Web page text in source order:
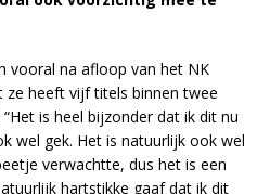
vooral na afloop van het NK
ze heeft vijf titels binnen twee
is heel bijzonder dat ik dit nu
wel gek. Het is natuurlijk ook wel
verwachtte, dus het is een
hartstikke gaaf dat ik dit